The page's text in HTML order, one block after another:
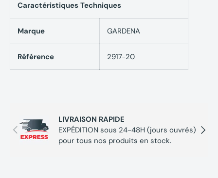
Caractéristiques Techniques
Marque GARDENA
Référence 2917-20
Précédent
LIVRAISON RAPIDE
EXPÉDITION sous 24-48H (jours ouvrés)
pour tous nos produits en stock.